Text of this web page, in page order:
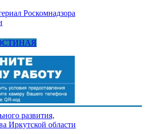
Роскомнадзора
развития,
Иркутской области